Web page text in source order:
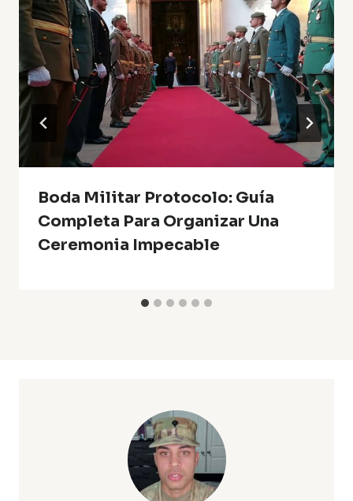
Boda Militar Protocolo: Guía
Completa Para Organizar Una
Ceremonia Impecable